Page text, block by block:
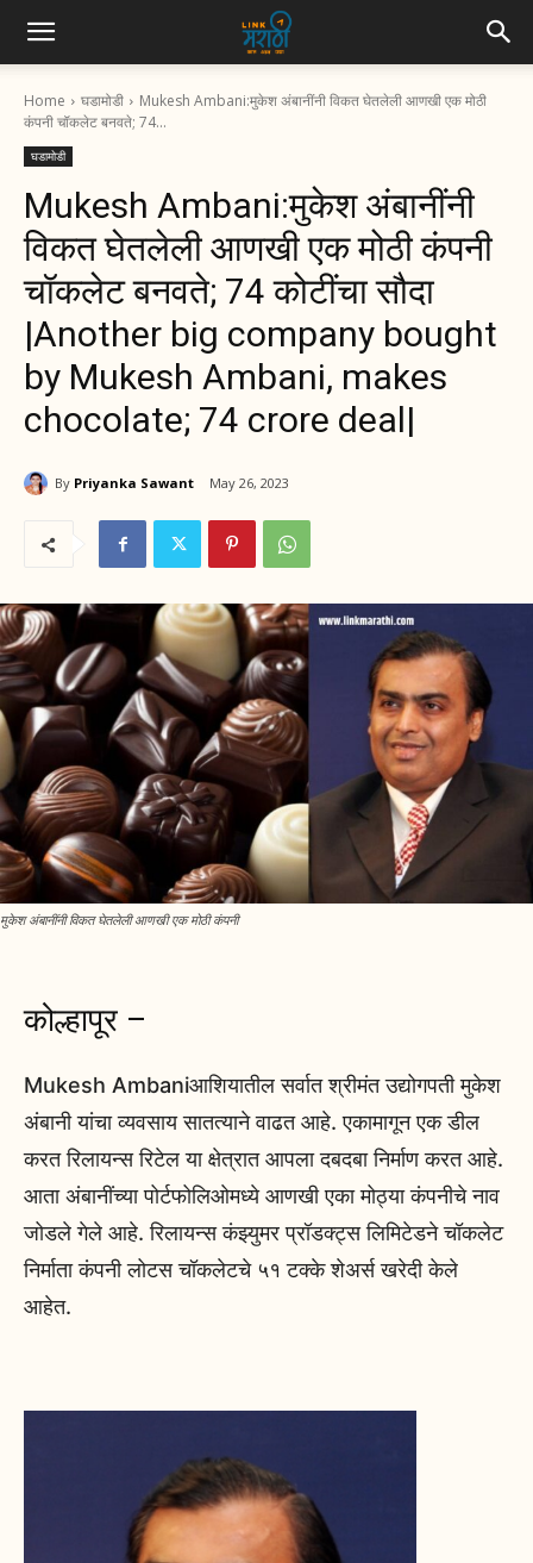
Home घडामोडी
Mukesh Ambani:मुकेश अंबानींनी विकत घेतलेली आणखी एक मोठी
कंपनी चॉकलेट बनवते; 74...
घडामोडी
Mukesh Ambani:मुकेश अंबानींनी
विकत घेतलेली आणखी एक मोठी कंपनी
चॉकलेट बनवते; 74 कोटींचा सौदा
|Another big company bought
by Mukesh Ambani, makes
chocolate; 74 crore deal|
By Priyanka Sawant May 26, 2023
मुकेश अंबानींनी विकत घेतलेली आणखी एक मोठी कंपनी
कोल्हापूर –
Mukesh Ambaniआशियातील सर्वात श्रीमंत उद्योगपती मुकेश
अंबानी यांचा व्यवसाय सातत्याने वाढत आहे. एकामागून एक डील
करत रिलायन्स रिटेल या क्षेत्रात आपला दबदबा निर्माण करत आहे.
आता अंबानींच्या पोर्टफोलिओमध्ये आणखी एका मोठ्या कंपनीचे नाव
जोडले गेले आहे. रिलायन्स कंझ्युमर प्रॉडक्ट्स लिमिटेडने चॉकलेट
निर्माता कंपनी लोटस चॉकलेटचे ५१ टक्के शेअर्स खरेदी केले
आहेत.